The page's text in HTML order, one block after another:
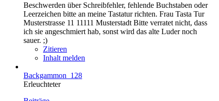
Beschwerden über Schreibfehler, fehlende Buchstaben oder
Leerzeichen bitte an meine Tastatur richten. Frau Tasta Tur
Musterstrasse 11 11111 Musterstadt Bitte verratet nicht, dass
ich sie angeschmiert hab, sonst wird das alte Luder noch
sauer. ;)
Zitieren
Inhalt melden
Backgammon_128
Erleuchteter